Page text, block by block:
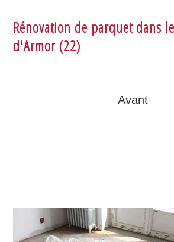
Rénovation de parquet dans
d'Armor (22)
Avant